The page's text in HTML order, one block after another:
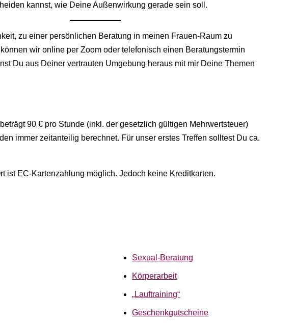
kannst, wie Deine Außenwirkung gerade sein soll.
zu einer persönlichen Beratung in meinen Frauen-Raum zu
wir online per Zoom oder telefonisch einen Beratungstermin
Du aus Deiner vertrauten Umgebung heraus mit mir Deine Themen
90 € pro Stunde (inkl. der gesetzlich gültigen Mehrwertsteuer)
immer zeitanteilig berechnet. Für unser erstes Treffen solltest Du ca.
ist EC-Kartenzahlung möglich. Jedoch keine Kreditkarten.
Sexual-Beratung
Körperarbeit
„Lauftraining“
Geschenkgutscheine